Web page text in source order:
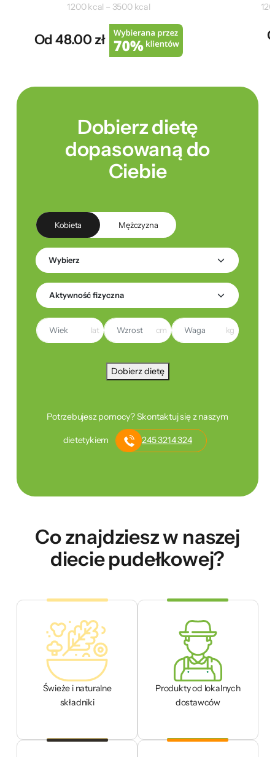
1200 kcal – 3500 kcal
Od 48.00 zł
Dobierz dietę
dopasowaną do
Ciebie
Kobieta Mężczyzna
lat cm kg
Dobierz dietę
Potrzebujesz pomocy? Skontaktuj się z naszym
dietetykiem 245 3214 324
Co znajdziesz w naszej
diecie pudełkowej?
Świeże i naturalne
składniki
Produkty od lokalnych
dostawców